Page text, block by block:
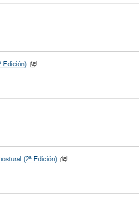
Edición)
(2ª Edición)